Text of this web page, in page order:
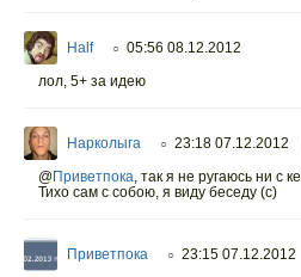
Half ○ 05:56 08.12.2012
лол, 5+ за идею
Нарколыга ○ 23:18 07.12.2012
@Приветпока так я не ругаюсь ни с
Тихо сам с собою, я виду беседу (с)
Приветпока ○ 23:15 07.12.2012